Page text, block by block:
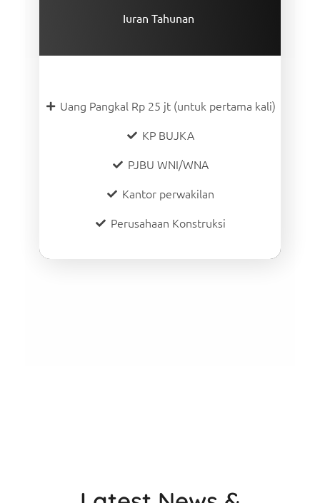
Iuran Tahunan
Uang Pangkal Rp 25 jt (untuk pertama kali)
KP BUJKA
PJBU WNI/WNA
Kantor perwakilan
Perusahaan Konstruksi